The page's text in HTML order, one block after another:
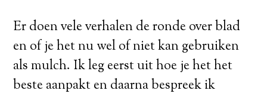
Er doen vele verhalen de ronde over blad
en of je het nu wel of niet kan gebruiken
als mulch. Ik leg eerst uit hoe je het het
beste aanpakt en daarna bespreek ik